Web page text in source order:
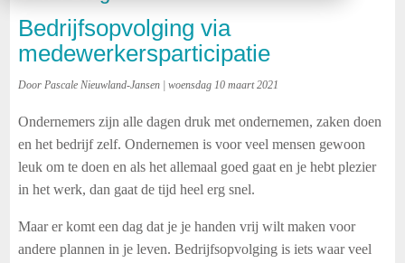
Bedrijfsopvolging via
medewerkersparticipatie
Door Pascale Nieuwland-Jansen | woensdag 10 maart 2021
Ondernemers zijn alle dagen druk met ondernemen, zaken doen
en het bedrijf zelf. Ondernemen is voor veel mensen gewoon
leuk om te doen en als het allemaal goed gaat en je hebt plezier
in het werk, dan gaat de tijd heel erg snel.
Maar er komt een dag dat je je handen vrij wilt maken voor
andere plannen in je leven. Bedrijfsopvolging is iets waar veel